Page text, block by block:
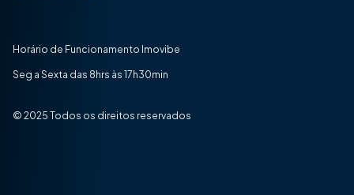
Horário de Funcionamento Imovibe
Seg a Sexta das 8hrs às 17h30min
© 2025 Todos os direitos reservados